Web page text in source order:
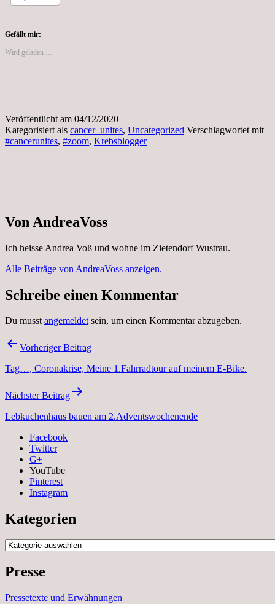
Gefällt mir:
Wird geladen …
Veröffentlicht am 04/12/2020
Kategorisiert als cancer_unites, Uncategorized Verschlagwortet mit
#cancerunites, #zoom, Krebsblogger
Von AndreaVoss
Ich heisse Andrea Voß und wohne im Zietendorf Wustrau.
Alle Beiträge von AndreaVoss anzeigen.
Schreibe einen Kommentar
Du musstangemeldetsein, um einen Kommentar abzugeben.
Beitragsnavigation
Vorheriger Beitrag
Tag…, Coronakrise, Meine 1.Fahrradtour auf meinem E-Bike.
Nächster Beitrag
Lebkuchenhaus bauen am 2.Adventswochenende
Facebook
Twitter
G+
YouTube
Pinterest
Instagram
Kategorien
Kategorien
Presse
Pressetexte und Erwähnungen